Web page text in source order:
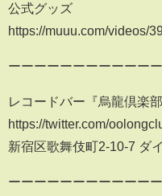
公式グッズ
https://muuu.com/videos/
ーーーーーーーーーーー
レコードバー『烏龍倶楽
https://twitter.com/
新宿区歌舞伎町2-10-7 ダ
ーーーーーーーーーーー